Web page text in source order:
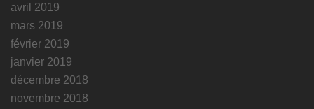
avril 2019
mars 2019
février 2019
janvier 2019
décembre 2018
novembre 2018